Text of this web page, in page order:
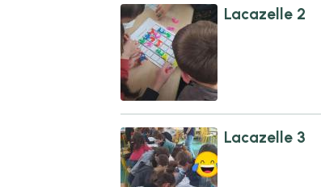
Lacazelle 2
Lacazelle 3